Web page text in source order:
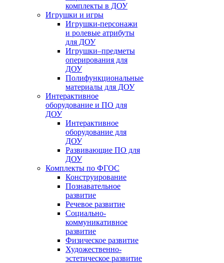
комплекты в ДОУ
Игрушки и игры
Игрушки-персонажи
и ролевые атрибуты
для ДОУ
Игрушки–предметы
оперирования для
ДОУ
Полифункциональные
материалы для ДОУ
Интерактивное
оборудование и ПО для
ДОУ
Интерактивное
оборудование для
ДОУ
Развивающие ПО для
ДОУ
Комплекты по ФГОС
Конструирование
Познавательное
развитие
Речевое развитие
Социально-
коммуникативное
развитие
Физическое развитие
Художественно-
эстетическое развитие